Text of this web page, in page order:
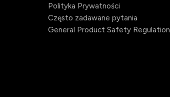
Polityka Prywatności
Często zadawane pytania
General Product Safety Regulation